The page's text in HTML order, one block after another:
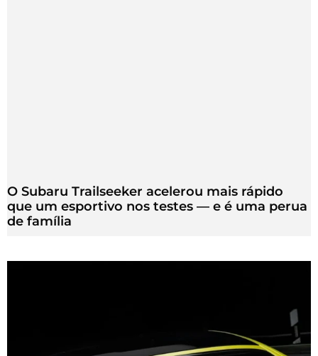
O Subaru Trailseeker acelerou mais rápido
que um esportivo nos testes — e é uma perua
de família